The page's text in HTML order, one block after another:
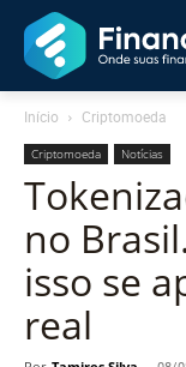
Início Criptomoeda
Criptomoeda Notícias
no
isso se
real